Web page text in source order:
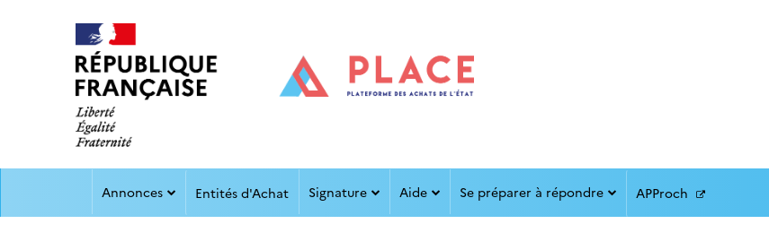
Annonces Entités d'Achat Signature Aide Se préparer à répondre APProch